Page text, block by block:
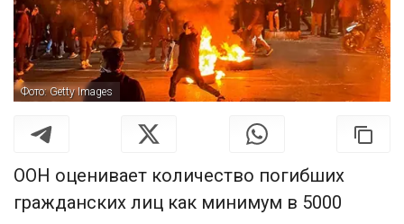
Фото: Getty Images
ООН оценивает количество погибших
гражданских лиц как минимум в 5000